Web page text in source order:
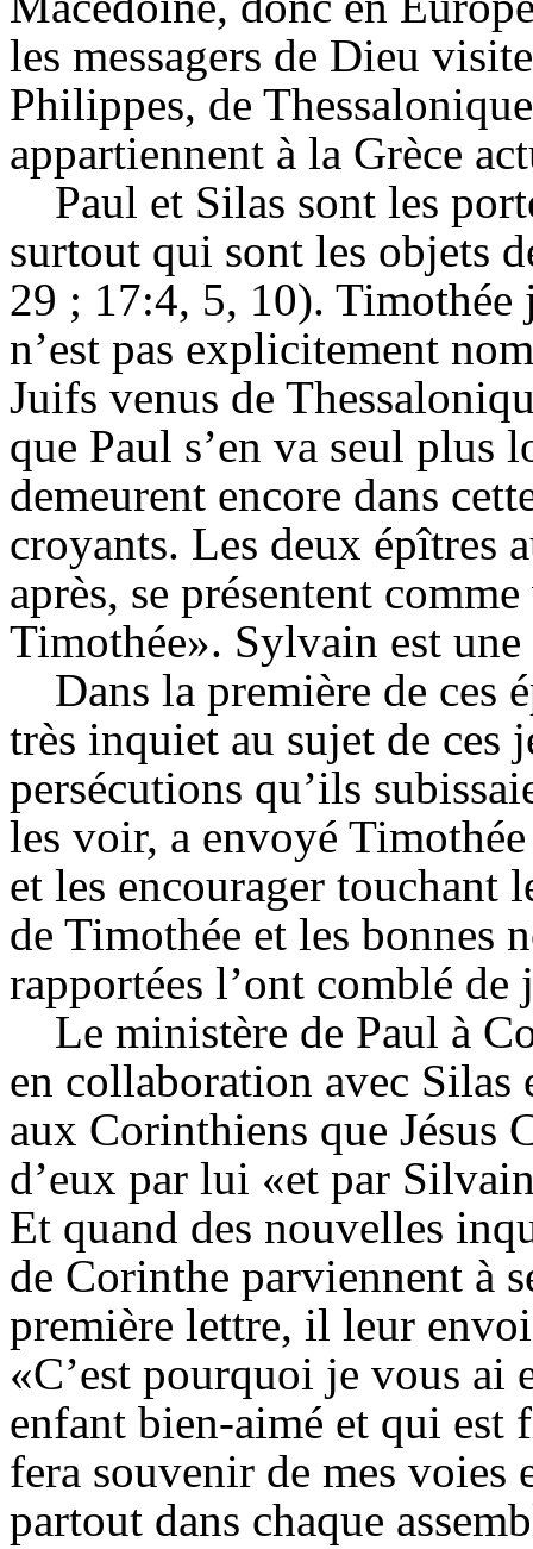
les messagers de Dieu
Philippes, de
appartiennent à la Grèce
Paul et Silas sont les
surtout qui sont les objets
29 ; 17:4, 5, 10). Timothée
n’est pas explicitement
Juifs venus de
que Paul s’en va seul plus
demeurent encore dans
croyants. Les deux épîtres
après, se présentent
Timothée». Sylvain est
Dans la première de ces
très inquiet au sujet de ces
persécutions qu’ils
les voir, a envoyé
et les encourager
de Timothée et les bonnes
rapportées l’ont comblé
Le ministère de Paul à
en collaboration avec Silas
aux Corinthiens que Jésus
d’eux par lui «et par
Et quand des nouvelles
de Corinthe parviennent à
première lettre, il leur
«C’est pourquoi je vous ai
enfant bien-aimé et qui est
fera souvenir de mes voies
partout dans chaque